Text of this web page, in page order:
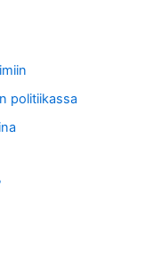
politiikassa